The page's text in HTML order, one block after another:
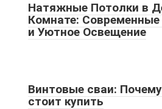
Натяжные Потолки в
Комнате: Современные
и Уютное Освещение
Винтовые сваи:
стоит купить